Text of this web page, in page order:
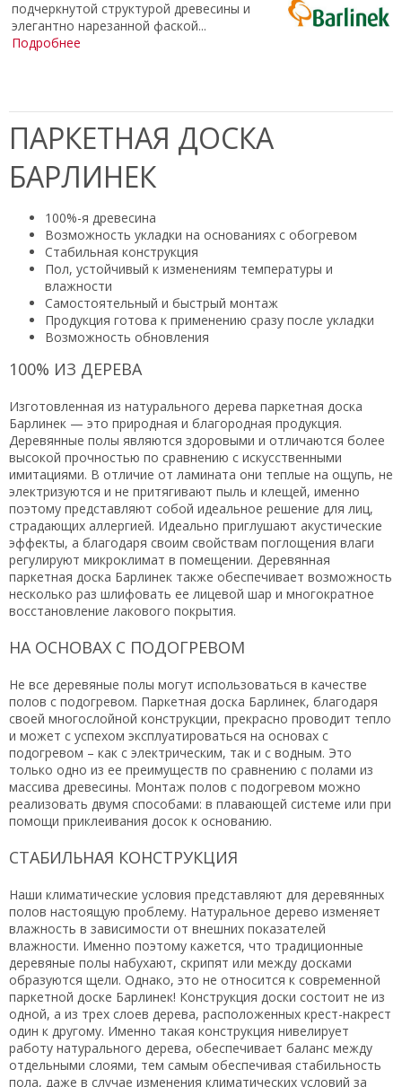
подчеркнутой структурой древесины и
элегантно нарезанной фаской...
Подробнее
ПАРКЕТНАЯ ДОСКА
БАРЛИНЕК
100%-я древесина
Возможность укладки на основаниях с обогревом
Стабильная конструкция
Пол, устойчивый к изменениям температуры и
влажности
Самостоятельный и быстрый монтаж
Продукция готова к применению сразу после укладки
Возможность обновления
100% ИЗ ДЕРЕВА
Изготовленная из натурального дерева паркетная доска
Барлинек — это природная и благородная продукция.
Деревянные полы являются здоровыми и отличаются более
высокой прочностью по сравнению с искусственными
имитациями. В отличие от ламината они теплые на ощупь, не
электризуются и не притягивают пыль и клещей, именно
поэтому представляют собой идеальное решение для лиц,
страдающих аллергией. Идеально приглушают акустические
эффекты, а благодаря своим свойствам поглощения влаги
регулируют микроклимат в помещении. Деревянная
паркетная доска Барлинек также обеспечивает возможность
несколько раз шлифовать ее лицевой шар и многократное
восстановление лакового покрытия.
НА ОСНОВАХ С ПОДОГРЕВОМ
Не все деревяные полы могут использоваться в качестве
полов с подогревом. Паркетная доска Барлинек, благодаря
своей многослойной конструкции, прекрасно проводит тепло
и может с успехом эксплуатироваться на основах с
подогревом – как с электрическим, так и с водным. Это
только одно из ее преимуществ по сравнению с полами из
массива древесины. Монтаж полов с подогревом можно
реализовать двумя способами: в плавающей системе или при
помощи приклеивания досок к основанию.
СТАБИЛЬНАЯ КОНСТРУКЦИЯ
Наши климатические условия представляют для деревянных
полов настоящую проблему. Натуральное дерево изменяет
влажность в зависимости от внешних показателей
влажности. Именно поэтому кажется, что традиционные
деревяные полы набухают, скрипят или между досками
образуются щели. Однако, это не относится к современной
паркетной доске Барлинек! Конструкция доски состоит не из
одной, а из трех слоев дерева, расположенных крест-накрест
один к другому. Именно такая конструкция нивелирует
работу натурального дерева, обеспечивает баланс между
отдельными слоями, тем самым обеспечивая стабильность
пола, даже в случае изменения климатических условий за